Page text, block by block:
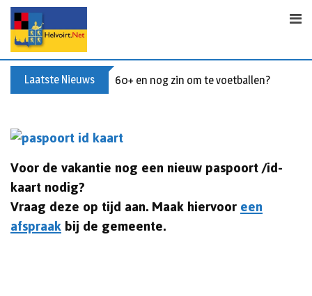
Skip
content
Laatste Nieuws 60+ en nog zin om te voetballen? Kom
Voor de vakantie nog een nieuw paspoort /id-
kaart nodig?
Vraag deze op tijd aan. Maak hiervooreen
afspraakbij de gemeente.